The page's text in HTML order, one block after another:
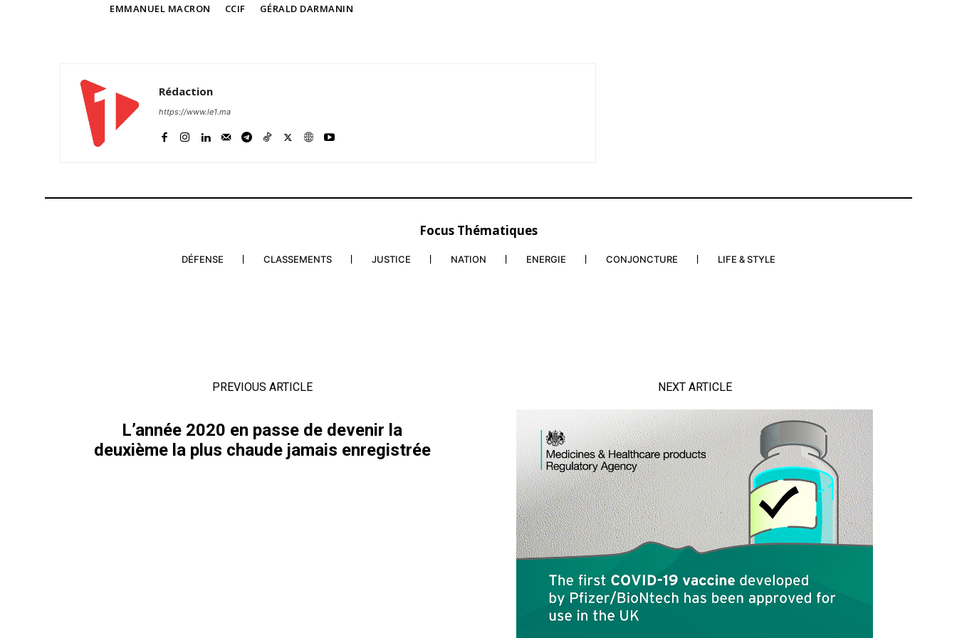
EMMANUEL MACRON CCIF GÉRALD DARMANIN
Rédaction
https://www.le1.ma
Focus Thématiques
DÉFENSE CLASSEMENTS JUSTICE NATION ENERGIE CONJONCTURE LIFE & STYLE
PREVIOUS ARTICLE
L’année 2020 en passe de devenir la
deuxième la plus chaude jamais enregistrée
NEXT ARTICLE